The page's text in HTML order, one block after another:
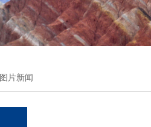
党委会议纪要
党政联席会议纪要
人力资源会议纪要
办事指南
人才招聘
年度考核
下载专区
通知
科研
地科
图片新闻